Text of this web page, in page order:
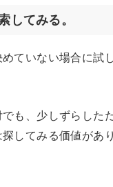
してみる。
ていない場合に試
も、少しずらした
してみる価値があ